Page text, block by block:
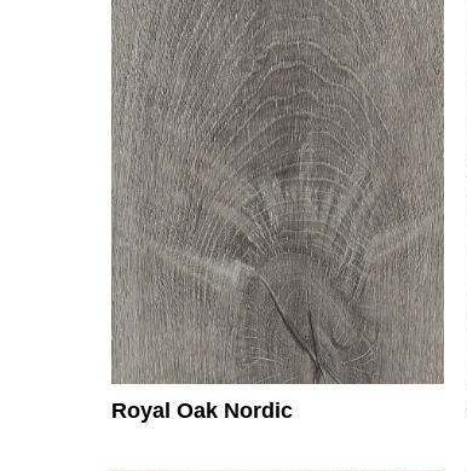
Royal Oak Nordic